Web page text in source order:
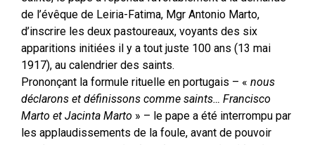
de l’évêque de Leiria-Fatima, Mgr Antonio Marto,
d’inscrire les deux pastoureaux, voyants des six
apparitions initiées il y a tout juste 100 ans (13 mai
1917), au calendrier des saints.
Prononçant la formule rituelle en portugais – « nous
déclarons et définissons comme saints… Francisco
Marto et Jacinta Marto » – le pape a été interrompu par
les applaudissements de la foule, avant de pouvoir